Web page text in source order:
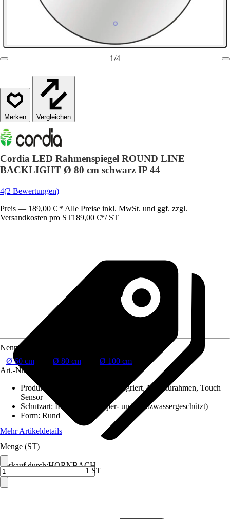
1/4
Vergleichen
Cordia LED Rahmenspiegel ROUND LINE
BACKLIGHT Ø 80 cm schwarz IP 44
4(2 Bewertungen)
Preis — 189,00 € * Alle Preise inkl. MwSt. und ggf. zzgl.
Versandkosten pro ST189,00 €*/ ST
Verkauf durch:HORNBACH
Nenngröße in cm
Ø 60 cm
Ø 80 cm
Ø 100 cm
Art.-Nr.
Produktdetails
Beleuchtung integriert, Mit Alurahmen, Touch
Sensor
Schutzart: IP 44 (fremdkörper- und spritzwassergeschützt)
Form: Rund
Mehr Artikeldetails
Menge (ST)
1 ST